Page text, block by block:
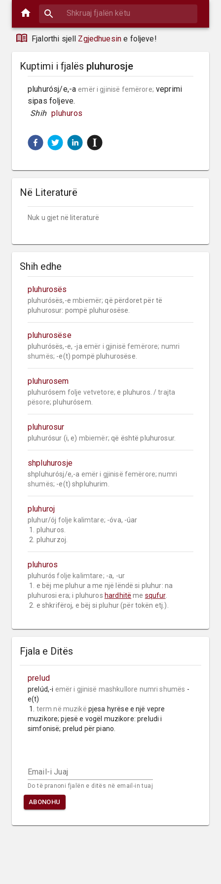
Fjalorthi sjell Zgjedhuesin e foljeve!
Kuptimi i fjalës pluhurosje
pluhurósj/e,-a emër i gjinisë femërore; veprimi
sipas foljeve.
Shih pluhuros
Në Literaturë
Nuk u gjet në literaturë
Shih edhe
pluhurosës
pluhurósës,-e mbiemër; që përdoret për të
pluhurosur: pompë pluhurosëse.
pluhurosëse
pluhurósës,-e, -ja emër i gjinisë femërore; numri
shumës; -e(t) pompë pluhurosëse.
pluhurosem
pluhurósem folje vetvetore; e pluhuros. / trajta
pësore; pluhurósem.
pluhurosur
pluhurósur (i, e) mbiemër; që është pluhurosur.
shpluhurosje
shpluhurósj/e,-a emër i gjinisë femërore; numri
shumës; -e(t) shpluhurim.
pluhuroj
pluhur/ój folje kalimtare; -óva, -úar
2. pluhurzoj.
pluhuros
pluhurós folje kalimtare; -a, -ur
pluhurosi era; i pluhuros hardhitë me squfur.
2. e shkrifëroj, e bëj si pluhur (për tokën etj.).
Fjala e Ditës
prelud
prelúd,-i emër i gjinisë mashkullore numri shumës -
e(t)
1. term në muzikë pjesa hyrëse e një vepre
muzikore; pjesë e vogël muzikore: preludi i
simfonisë; prelud për piano.
Email-i Juaj
Do të pranoni fjalën e ditës në email-in tuaj
ABONOHU